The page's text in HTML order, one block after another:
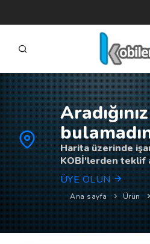
FIRMALAR
ÜRÜNLER
NASIL ÇALIŞIR?
YARDIM
Harita üzerinde
KOBİ'lerden teklif
ÜYE OLUN
Ana sayfa Ürün